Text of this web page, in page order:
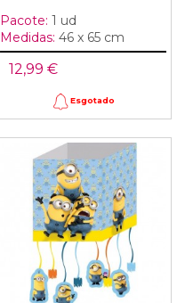
Pacote: 1 ud
Medidas: 46 x 65 cm
12,99 €
Esgotado